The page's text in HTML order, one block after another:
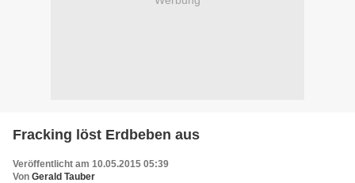
Fracking löst Erdbeben aus
Veröffentlicht am 10.05.2015 05:39
Von Gerald Tauber